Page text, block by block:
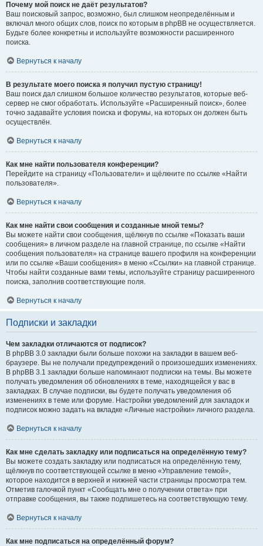
Почему мой поиск не даёт результатов?
Ваш поисковый запрос, возможно, был слишком неопределённым и
включал много общих слов, поиск по которым в phpBB не осуществляется.
Будьте более конкретны и используйте возможности расширенного
поиска.
Вернуться к началу
В результате моего поиска я получил пустую страницу!
Ваш поиск дал слишком большое количество результатов, которые веб-
сервер не смог обработать. Используйте «Расширенный поиск», более
точно задавайте условия поиска и форумы, на которых он должен быть
осуществлён.
Вернуться к началу
Как мне найти пользователя конференции?
Перейдите на страницу «Пользователи» и щёлкните по ссылке «Найти
пользователя».
Вернуться к началу
Как мне найти свои сообщения и созданные мной темы?
Вы можете найти свои сообщения, щёлкнув по ссылке «Показать ваши
сообщения» в личном разделе на главной странице, по ссылке «Найти
сообщения пользователя» на странице вашего профиля на конференции
или по ссылке «Ваши сообщения» в меню «Ссылки» на главной странице.
Чтобы найти созданные вами темы, используйте страницу расширенного
поиска, заполнив соответствующие поля.
Вернуться к началу
Подписки и закладки
Чем закладки отличаются от подписок?
В phpBB 3.0 закладки были больше похожи на закладки в вашем веб-
браузере. Вы не получали предупреждений о произошедших изменениях.
В phpBB 3.1 закладки больше напоминают подписки на темы. Вы можете
получать уведомления об обновлениях в теме, находящейся у вас в
закладках. В случае подписки, вы будете получать уведомления об
изменениях в теме или форуме. Настройки уведомлений для закладок и
подписок можно задать на вкладке «Личные настройки» личного раздела.
Вернуться к началу
Как мне сделать закладку или подписаться на определённую тему?
Вы можете создать закладку или подписаться на определённую тему,
щёлкнув по соответствующей ссылке в меню «Управление темой»,
которое находится в верхней и нижней части страницы просмотра тем.
Отметив галочкой пункт «Сообщать мне о получении ответа» при
отправке сообщения, вы также подпишетесь на соответствующую тему.
Вернуться к началу
Как мне подписаться на определённый форум?